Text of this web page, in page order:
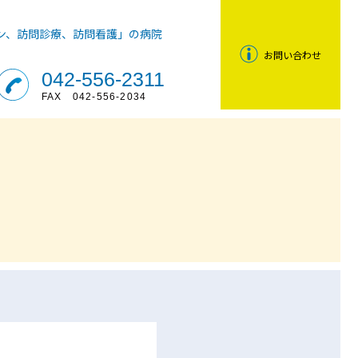
訪問診療、訪問看護」の病院
042-556-2311
FAX 042-556-2034
お問い合わせ